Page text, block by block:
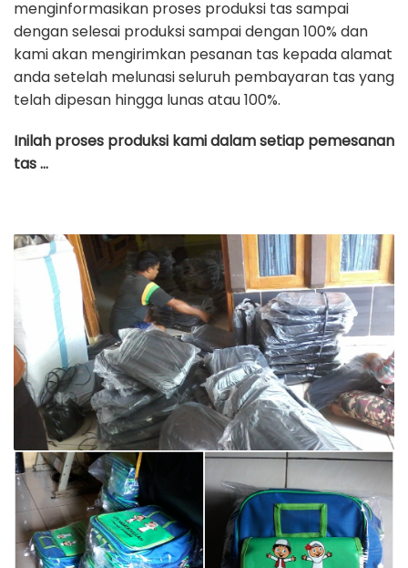
menginformasikan proses produksi tas sampai
dengan selesai produksi sampai dengan 100% dan
kami akan mengirimkan pesanan tas kepada alamat
anda setelah melunasi seluruh pembayaran tas yang
telah dipesan hingga lunas atau 100%.
Inilah proses produksi kami dalam setiap pemesanan
tas …